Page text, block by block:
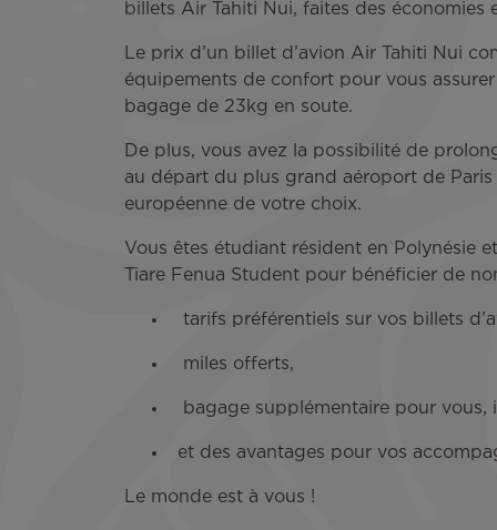
billets Air Tahiti Nui, faites des économies
Le prix d’un billet d’avion Air Tahiti Nui
équipements de confort pour vous
bagage de 23kg en soute.
De plus, vous avez la possibilité de
au départ du plus grand aéroport de Paris
européenne de votre choix.
Vous êtes étudiant résident en Polynésie
Tiare Fenua Student pour bénéficier de
tarifs préférentiels sur vos billets
miles offerts,
bagage supplémentaire pour vous,
et des avantages pour vos
Le monde est à vous !